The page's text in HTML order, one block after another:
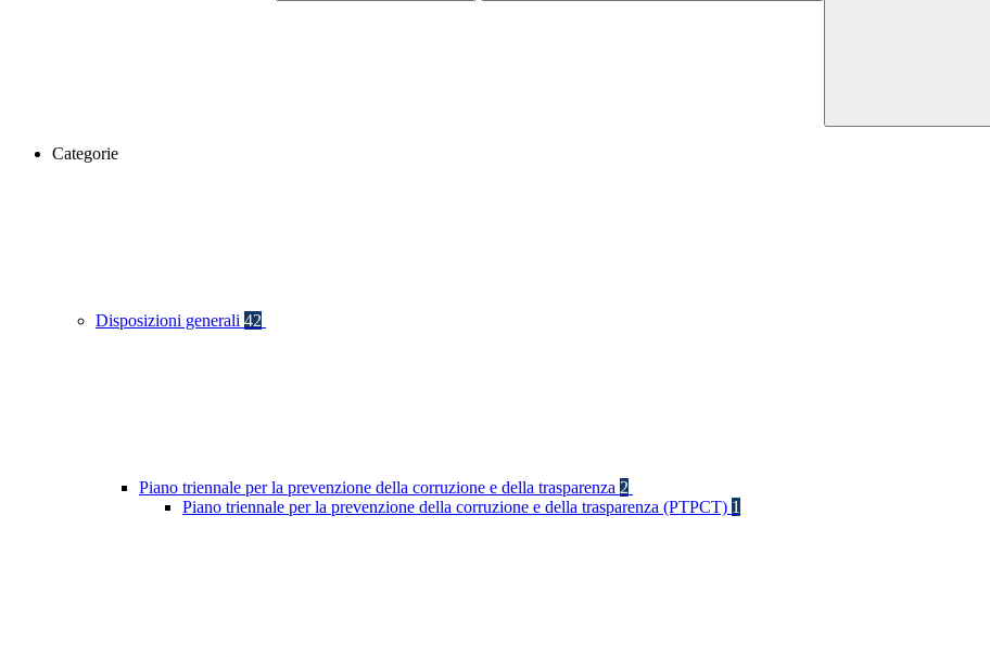
Categorie
Disposizioni generali 42
Piano triennale per la prevenzione della corruzione e della trasparenza 2
Piano triennale per la prevenzione della corruzione e della trasparenza (PTPCT) 1